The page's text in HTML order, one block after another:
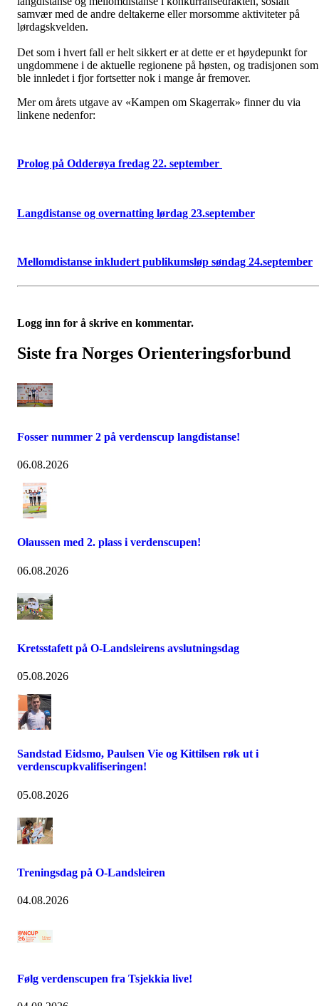
samvær med de andre deltakerne eller morsomme aktiviteter på
lørdagskvelden.
Det som i hvert fall er helt sikkert er at dette er et høydepunkt for
ungdommene i de aktuelle regionene på høsten, og tradisjonen som
ble innledet i fjor fortsetter nok i mange år fremover.
Mer om årets utgave av «Kampen om Skagerrak» finner du via
linkene nedenfor:
Prolog på Odderøya fredag 22. september
Langdistanse og overnatting lørdag 23.september
Mellomdistanse inkludert publikumsløp søndag 24.september
Logg inn for å skrive en kommentar.
Siste fra Norges Orienteringsforbund
Fosser nummer 2 på verdenscup langdistanse!
06.08.2026
Olaussen med 2. plass i verdenscupen!
06.08.2026
Kretsstafett på O-Landsleirens avslutningsdag
05.08.2026
Sandstad Eidsmo, Paulsen Vie og Kittilsen røk ut i
verdenscupkvalifiseringen!
05.08.2026
Treningsdag på O-Landsleiren
04.08.2026
Følg verdenscupen fra Tsjekkia live!